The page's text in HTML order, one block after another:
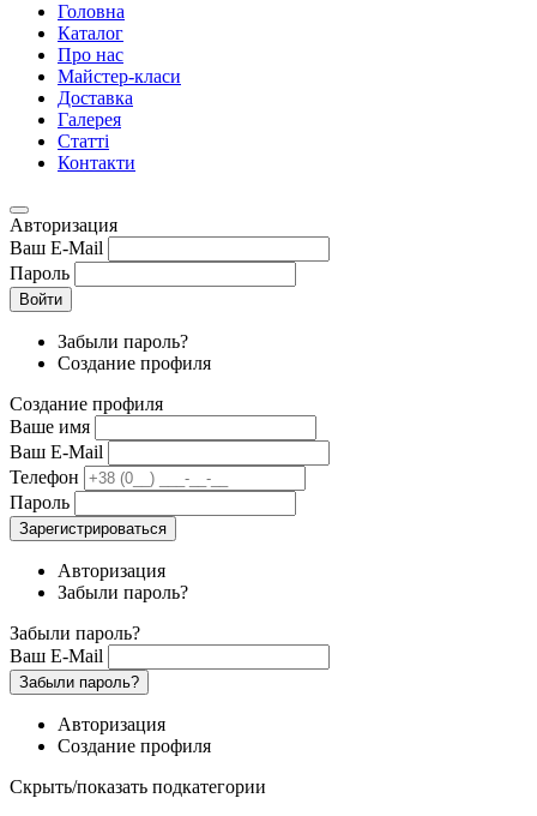
Головна
Каталог
Про нас
Майстер-класи
Доставка
Галерея
Статтi
Контакти
Авторизация
Ваш E-Mail
Пароль
Войти
Забыли пароль?
Создание профиля
Создание профиля
Ваше имя
Ваш E-Mail
Телефон
Пароль
Зарегистрироваться
Авторизация
Забыли пароль?
Забыли пароль?
Ваш E-Mail
Забыли пароль?
Авторизация
Создание профиля
Скрыть/показать подкатегории